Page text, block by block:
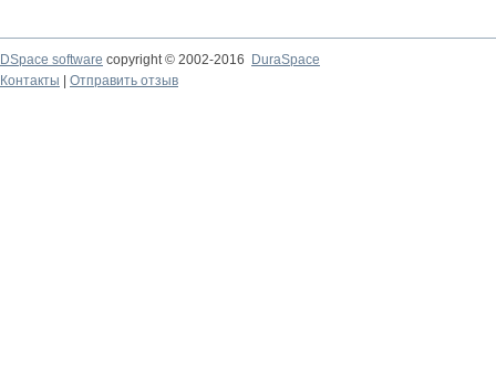
DSpace software copyright © 2002-2016
DuraSpace
Контакты
Отправить отзыв